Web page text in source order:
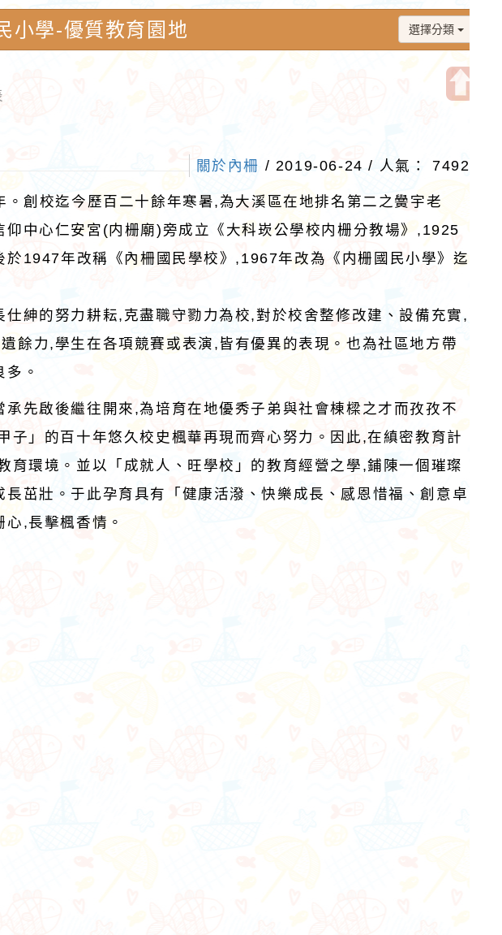
方
選擇分類
小學-優質教育園地
關於內柵 / 2019-06-24 / 人氣： 7492
創校迄今歷百二十餘年寒暑,為大溪區在地排名第二之黌宇老
中心仁安宮(内栅廟)旁成立《大科崁公學校内栅分教場》,1925
1947年改稱《內柵國民學校》,1967年改為《内栅國民小學》迄
紳的努力耕耘,克盡職守勠力為校,對於校舍整修改建、設備充實,
餘力,學生在各項競賽或表演,皆有優異的表現。也為社區地方帶
。
先啟後繼往開來,為培育在地優秀子弟與社會棟樑之才而孜孜不
子」的百十年悠久校史楓華再現而齊心努力。因此,在縝密教育計
育環境。並以「成就人、旺學校」的教育經營之學,鋪陳一個璀璨
茁壯。于此孕育具有「健康活潑、快樂成長、感恩惜福、創意卓
,長擊楓香情。